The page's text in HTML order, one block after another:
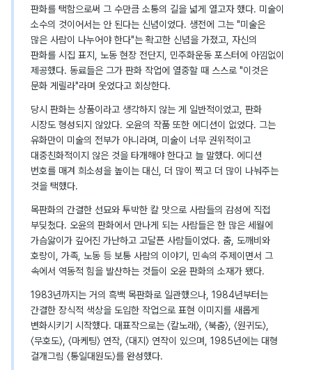
판화를 택함으로써 그 수만큼 소통의 길을 넓게 열고자 했다. 미술이
소수의 것이어서는 안 된다는 신념이었다. 생전에 그는 "미술은
많은 사람이 나누어야 한다"는 확고한 신념을 가졌고, 자신의
판화를 시집 표지, 노동 현장 전단지, 민주화운동 포스터에 아낌없이
제공했다. 동료들은 그가 판화 작업에 열중할 때 스스로 "이것은
문화 게릴라"라며 웃었다고 회상한다.
당시 판화는 상품이라고 생각하지 않는 게 일반적이었고, 판화
시장도 형성되지 않았다. 오윤의 작품 또한 에디션이 없었다. 그는
유화만이 미술의 전부가 아니라며, 미술이 너무 권위적이고
대중친화적이지 않은 것을 타개해야 한다고 늘 말했다. 에디션
번호를 매겨 희소성을 높이는 대신, 더 많이 찍고 더 많이 나눠주는
것을 택했다.
목판화의 간결한 선묘와 투박한 칼 맛으로 사람들의 감성에 직접
부딪쳤다. 오윤의 판화에서 만나게 되는 사람들은 한 많은 세월에
가슴앓이가 깊어진 가난하고 고달픈 사람들이었다. 춤, 도깨비와
호랑이, 가족, 노동 등 보통 사람의 이야기, 민속의 주제이면서 그
속에서 역동적 힘을 발산하는 것들이 오윤 판화의 소재가 됐다.
1983년까지는 거의 흑백 목판화로 일관했으나, 1984년부터는
간결한 장식적 색상을 도입한 작업으로 표현 이미지를 새롭게
변화시키기 시작했다. 대표작으로는 〈칼노래〉, 〈북춤〉, 〈원귀도〉,
〈무호도〉, 〈마케팅〉 연작, 〈대지〉 연작이 있으며, 1985년에는 대형
걸개그림 〈통일대원도〉를 완성했다.